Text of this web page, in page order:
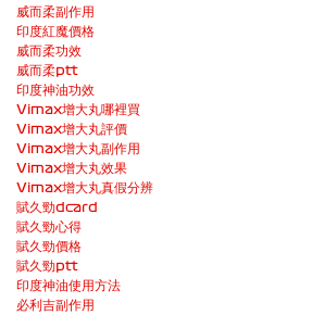
威而柔副作用
印度紅魔價格
威而柔功效
威而柔ptt
印度神油功效
Vimax增大丸哪裡買
Vimax增大丸評價
Vimax增大丸副作用
Vimax增大丸效果
Vimax增大丸真假分辨
賦久勁dcard
賦久勁心得
賦久勁價格
賦久勁ptt
印度神油使用方法
必利吉副作用